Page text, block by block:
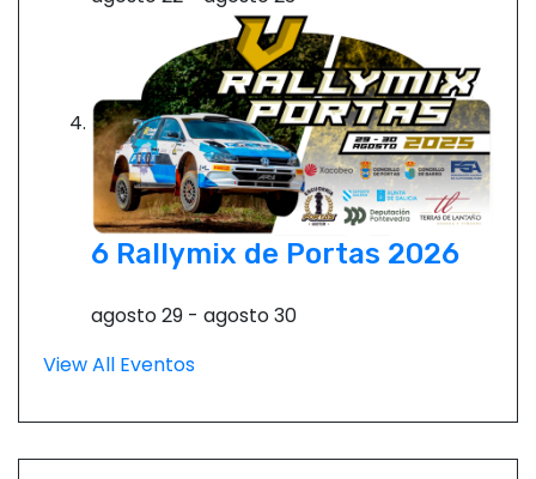
6 Rallymix de Portas 2026
agosto 29 - agosto 30
View All Eventos